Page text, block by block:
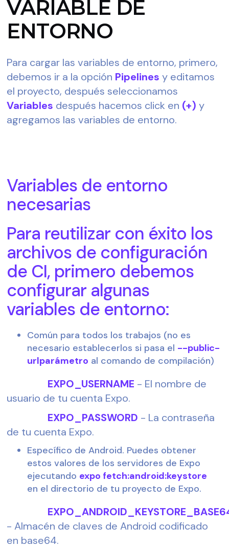
VARIABLE DE
ENTORNO
Para cargar las variables de entorno, primero,
debemos ir a la opción Pipelines y editamos
el proyecto, después seleccionamos
Variables después hacemos click en (+) y
agregamos las variables de entorno.
Variables de entorno
necesarias
Para reutilizar con éxito los
archivos de configuración
de CI, primero debemos
configurar algunas
variables de entorno:
Común para todos los trabajos (no es
necesario establecerlos si pasa el --public-
urlparámetro al comando de compilación)
EXPO_USERNAME - El nombre de
usuario de tu cuenta Expo.
EXPO_PASSWORD - La contraseña
de tu cuenta Expo.
Específico de Android. Puedes obtener
estos valores de los servidores de Expo
ejecutando expo fetch:android:keystore
en el directorio de tu proyecto de Expo.
- Almacén de claves de Android codificado
en base64.